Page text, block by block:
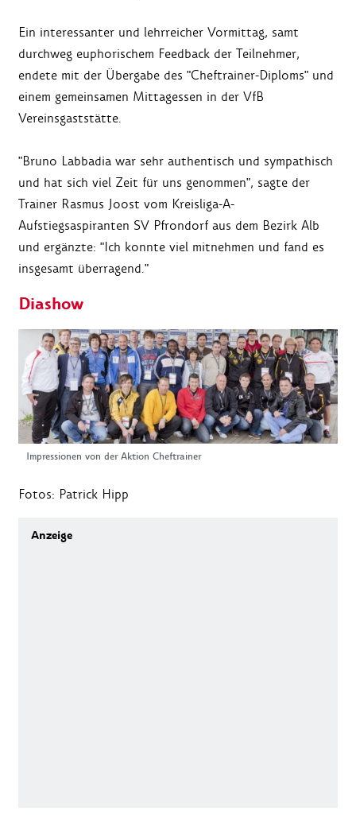
Ein interessanter und lehrreicher Vormittag, samt
durchweg euphorischem Feedback der Teilnehmer,
endete mit der Übergabe des "Cheftrainer-Diploms" und
einem gemeinsamen Mittagessen in der VfB
Vereinsgaststätte.
"Bruno Labbadia war sehr authentisch und sympathisch
und hat sich viel Zeit für uns genommen", sagte der
Trainer Rasmus Joost vom Kreisliga-A-
Aufstiegsaspiranten SV Pfrondorf aus dem Bezirk Alb
und ergänzte: "Ich konnte viel mitnehmen und fand es
insgesamt überragend."
Diashow
Impressionen von der Aktion Cheftrainer
Fotos: Patrick Hipp